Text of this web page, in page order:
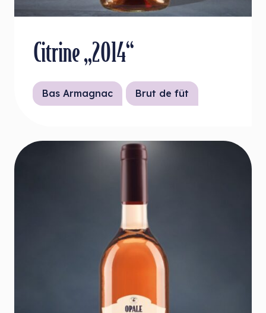
Citrine „2014“
Bas Armagnac Brut de fût